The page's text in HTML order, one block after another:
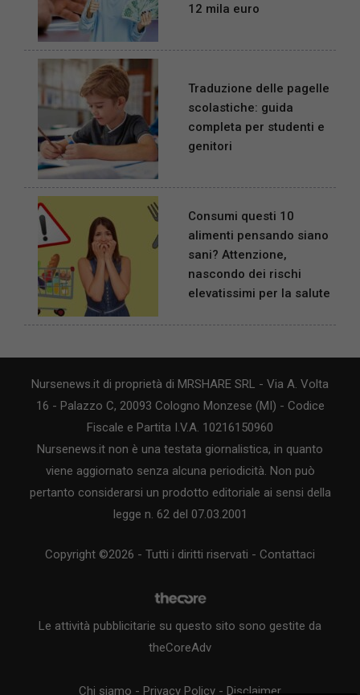
12 mila euro
Traduzione delle pagelle
scolastiche: guida
completa per studenti e
genitori
Consumi questi 10
alimenti pensando siano
sani? Attenzione,
nascondo dei rischi
elevatissimi per la salute
Nursenews.it di proprietà di MRSHARE SRL - Via A. Volta
16 - Palazzo C, 20093 Cologno Monzese (MI) - Codice
Fiscale e Partita I.V.A. 10216150960
Nursenews.it non è una testata giornalistica, in quanto
viene aggiornato senza alcuna periodicità. Non può
pertanto considerarsi un prodotto editoriale ai sensi della
legge n. 62 del 07.03.2001
Copyright ©2026 - Tutti i diritti riservati - Contattaci
Le attività pubblicitarie su questo sito sono gestite da
theCoreAdv
Chi siamo - Privacy Policy - Disclaimer